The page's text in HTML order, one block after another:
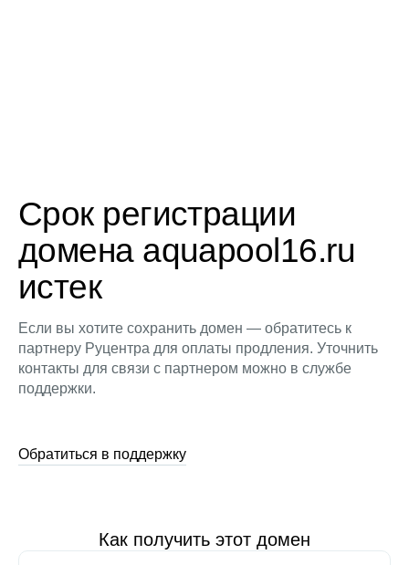
Срок регистрации
домена aquapool16.ru
истек
Если вы хотите сохранить домен — обратитесь к
партнеру Руцентра для оплаты продления. Уточнить
контакты для связи с партнером можно в службе
поддержки.
Обратиться в поддержку
Как получить этот домен